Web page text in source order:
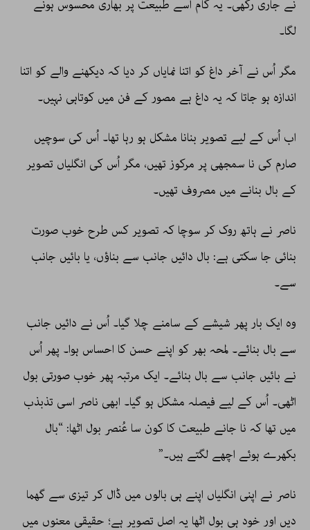
نے جاری رکھی۔ یہ کام اُسے طبیعت پر بھاری محسوس ہونے
لگا۔
مگر اُس نے آخر داغ کو اتنا نمایاں کر دیا کہ دیکھنے والے کو اتنا
اندازہ ہو جاتا کہ یہ داغ ہے مصور کے فن میں کوتاہی نہیں۔
اب اُس کے لیے تصویر بنانا مشکل ہو رہا تھا۔ اُس کی سوچیں
صارم کی نا سمجھی پر مرکوز تھیں، مگر اُس کی انگلیاں تصویر
کے بال بنانے میں مصروف تھیں۔
ناصر نے ہاتھ روک کر سوچا کہ تصویر کس طرح خوب صورت
بنائی جا سکتی ہے: بال دائیں جانب سے بناؤں، یا بائیں جانب
سے۔
وہ ایک بار پھر شیشے کے سامنے چلا گیا۔ اُس نے دائیں جانب
سے بال بنائے۔ لمحہ بھر کو اپنے حسن کا احساس ہوا۔ پھر اُس
نے بائیں جانب سے بال بنائے۔ ایک مرتبہ پھر خوب صورتی بول
اٹھی۔ اُس کے لیے فیصلہ مشکل ہو گیا۔ ابھی ناصر اسی تذبذب
میں تھا کہ نا جانے طبیعت کا کون سا عُنصر بول اٹھا: “بال
بکھرے ہوئے اچھے لگتے ہیں۔”
ناصر نے اپنی انگلیاں اپنے ہی بالوں میں ڈال کر تیزی سے گھما
دیں اور خود ہی بول اٹھا یہ اصل تصویر ہے؛ حقیقی معنوں میں